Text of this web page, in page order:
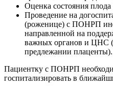
Оценка состояния
Проведение на
(роженице) с ПОНРП
направленной на
важных органов и ЦНС
предлежании плаценты).
Пациентку с ПОНРП
госпитализировать в